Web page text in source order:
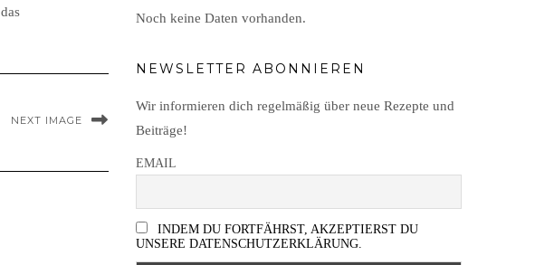
NEXT IMAGE
Noch keine Daten vorhanden.
NEWSLETTER ABONNIEREN
Wir informieren dich regelmäßig über neue Rezepte und
Beiträge!
EMAIL
INDEM DU FORTFÄHRST, AKZEPTIERST DU
UNSERE DATENSCHUTZERKLÄRUNG.